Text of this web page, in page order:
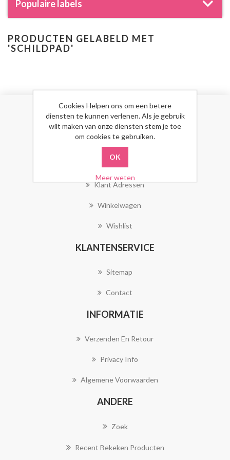
Populaire labels
PRODUCTEN GELABELD MET
'SCHILDPAD'
MIJN ACCOUNT
Klant Adressen
Winkelwagen
Wishlist
KLANTENSERVICE
Sitemap
Contact
INFORMATIE
Verzenden En Retour
Privacy Info
Algemene Voorwaarden
ANDERE
Zoek
Recent Bekeken Producten
Cookies Helpen ons om een betere
diensten te kunnen verlenen. Als je gebruik
wilt maken van onze diensten stem je toe
om cookies te gebruiken.
Meer weten